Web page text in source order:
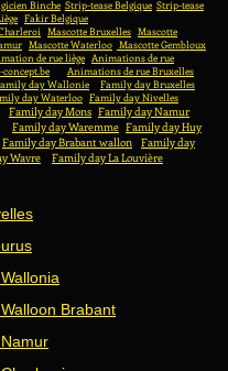
Binche Strip-tease Belgique Strip-tease
Fakir Belgique
Mascotte Bruxelles Mascotte
Mascotte Waterloo Mascotte Gembloux
de rue liège Animations de rue
Animations de rue Bruxelles
day Wallonie
Family day Bruxelles
day Waterloo Family day Nivelles
Family day Mons Family day Namur
Family day Waremme Family day Huy
Family day Brabant wallon Family day
Wavre
Family day La Louvière
Brabant